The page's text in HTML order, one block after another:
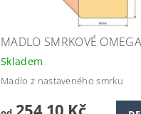
MADLO SMRKOVÉ OMEGA
Skladem
Madlo z nastaveného smrku
254,10 Kč